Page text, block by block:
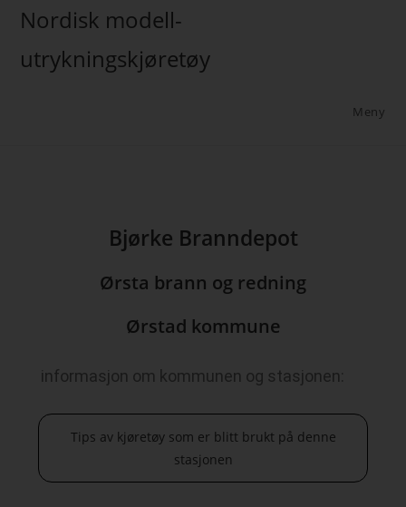
Nordisk modell-
utrykningskjøretøy
Meny
Bjørke Branndepot
Ørsta brann og redning
Ørstad kommune
informasjon om kommunen og stasjonen:
Tips av kjøretøy som er blitt brukt på denne
stasjonen